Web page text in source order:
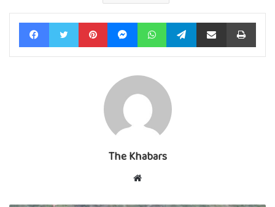
FacebookTwitter PinterestMessengerWhatsAppTelegramShare via Email Print
The Khabars
Website